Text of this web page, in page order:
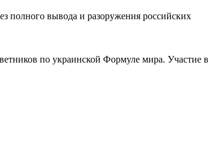
полного вывода и разоружения российских
по украинской Формуле мира. Участие в